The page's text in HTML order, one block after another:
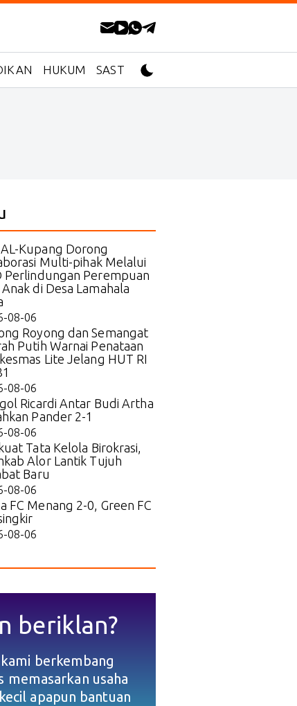
HUKUM SASTRA
Kupang Dorong
Multi-pihak Melalui
Perlindungan Perempuan
di Desa Lamahala
08-06
Royong dan Semangat
Putih Warnai Penataan
Lite Jelang HUT RI
08-06
Ricardi Antar Budi Artha
Pander 2-1
08-06
Tata Kelola Birokrasi,
Alor Lantik Tujuh
Baru
08-06
FC Menang 2-0, Green FC
08-06
beriklan?
berkembang
memasarkan usaha
apapun bantuan